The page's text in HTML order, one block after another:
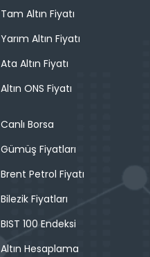
Tam Altın Fiyatı
Yarım Altın Fiyatı
Ata Altın Fiyatı
Altın ONS Fiyatı
Canlı Borsa
Gümüş Fiyatları
Brent Petrol Fiyatı
Bilezik Fiyatları
BIST 100 Endeksi
Altın Hesaplama